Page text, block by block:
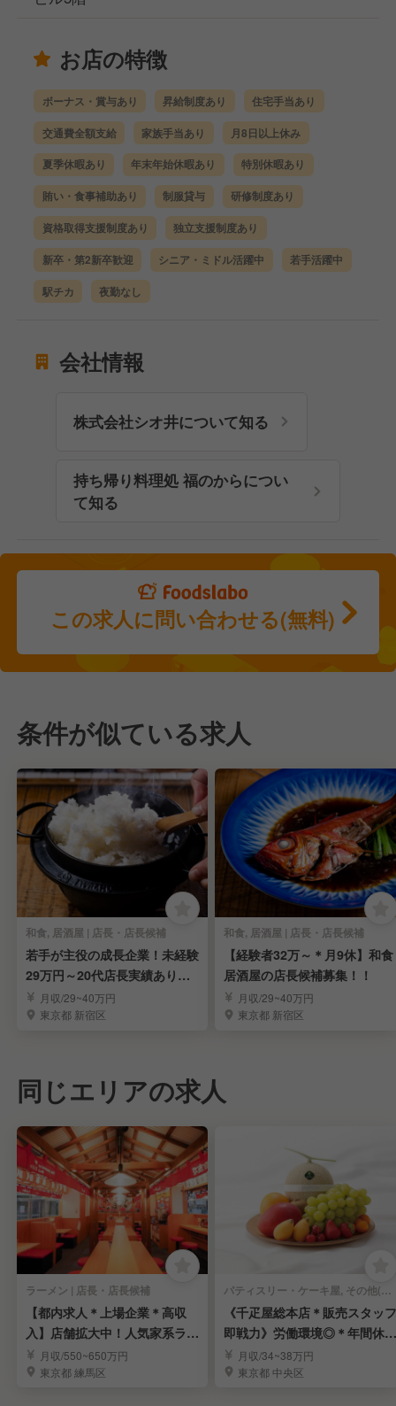
お店の特徴
ボーナス・賞与あり 昇給制度あり 住宅手当あり
交通費全額支給 家族手当あり 月8日以上休み
夏季休暇あり 年末年始休暇あり 特別休暇あり
賄い・食事補助あり 制服貸与 研修制度あり
資格取得支援制度あり 独立支援制度あり
新卒・第2新卒歓迎 シニア・ミドル活躍中 若手活躍中
駅チカ 夜勤なし
会社情報
株式会社シオ井について知る
持ち帰り料理処 福のからについ
て知る
この求人に問い合わせる(無料)
条件が似ている求人
和食, 居酒屋 | 店長・店長候補
若手が主役の成長企業！未経験
29万円～20代店長実績あり◎
店長候補募集
月収/29~40万円
東京都 新宿区
和食, 居酒屋 | 店長・店長候補
【経験者32万～＊月9休】和食
居酒屋の店長候補募集！！
月収/29~40万円
東京都 新宿区
同じエリアの求人
ラーメン | 店長・店長候補
【都内求人＊上場企業＊高収
入】店舗拡大中！人気家系ラー
メン「町田商店」
月収/550~650万円
東京都 練馬区
パティスリー・ケーキ屋, その他(料理ジャンル) | 店長・店長候補
《千疋屋総本店＊販売スタッフ
即戦力》労働環境◎＊年間休1
15日＊賞与年3回
月収/34~38万円
東京都 中央区